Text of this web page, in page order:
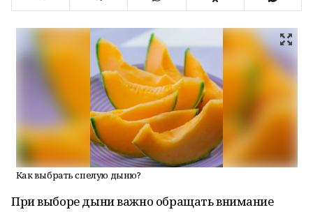
Как выбрать спелую дыню?
При выборе дыни важно обращать внимание